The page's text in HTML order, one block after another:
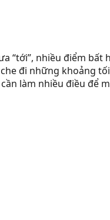
“tới”, nhiều điểm bất
đi những khoảng
làm nhiều điều để